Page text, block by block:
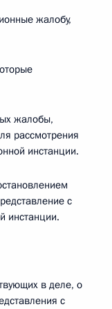
жалобу,
жалобы,
рассмотрения
инстанции.
с
инстанции.
в деле, о
с